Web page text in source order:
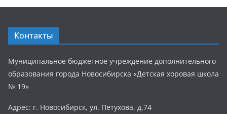
Контакты
Муниципальное бюджетное учреждение дополнительного
образования города Новосибирска «Детская хоровая школа
№ 19»
Адрес: г. Новосибирск, ул. Петухова, д.74